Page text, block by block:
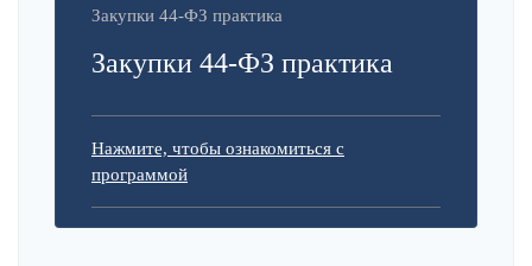
Закупки 44-ФЗ практика
Закупки 44-ФЗ практика
Нажмите, чтобы ознакомиться с
программой